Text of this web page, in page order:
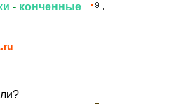
- конченные